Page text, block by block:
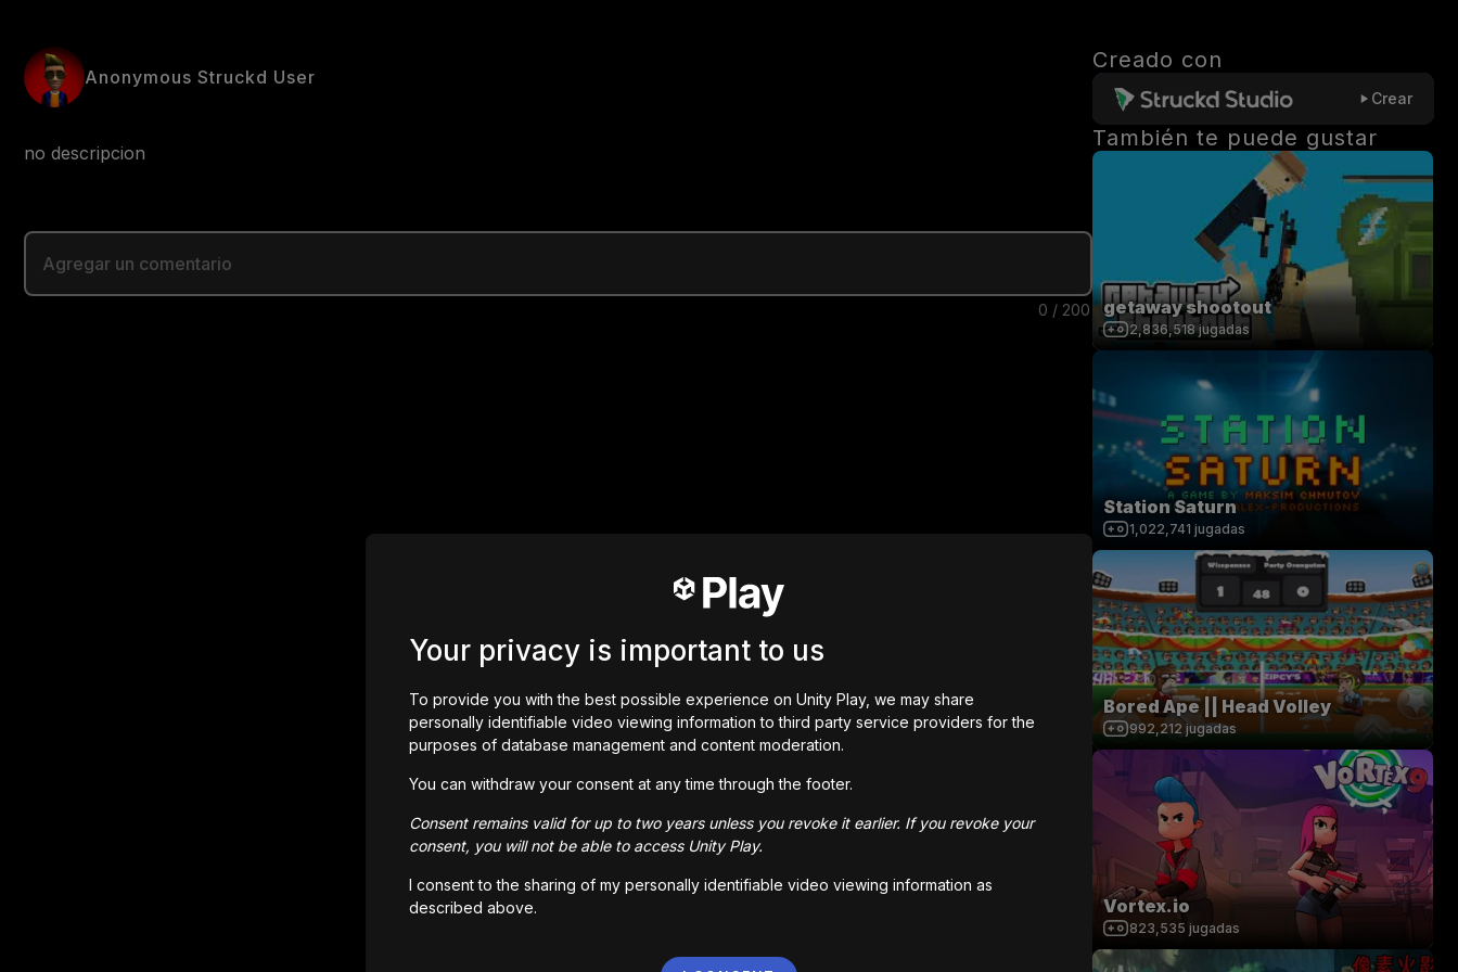
Anonymous Struckd User
no descripcion
0 / 200
Creado con
Crear
También te puede gustar
getaway shootout
2,836,518 jugadas
Station Saturn
1,022,741 jugadas
Bored Ape || Head Volley
992,212 jugadas
Vortex.io
823,535 jugadas
Your privacy is important to us
To provide you with the best possible experience on Unity Play, we may share
personally identifiable video viewing information to third party service providers for the
purposes of database management and content moderation.
You can withdraw your consent at any time through the footer.
Consent remains valid for up to two years unless you revoke it earlier. If you revoke your
consent, you will not be able to access Unity Play.
I consent to the sharing of my personally identifiable video viewing information as
described above.